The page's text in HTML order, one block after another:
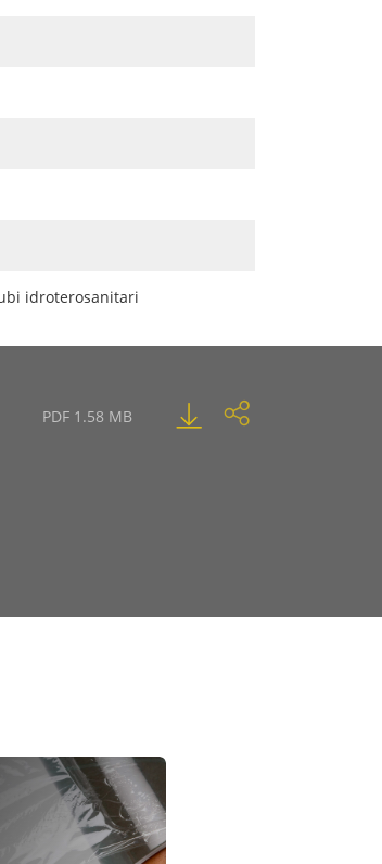
idroterosanitari
PDF 1.58 MB